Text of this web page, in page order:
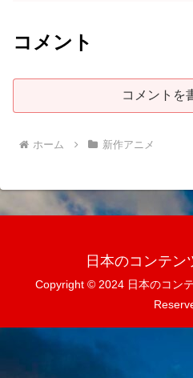
コメント
コメントを
ホーム 新作アニメ
日本のコンテン
Copyright © 2024 日本のコン